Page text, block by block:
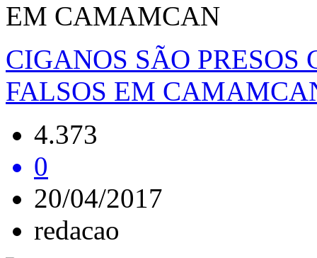
EM CAMAMCAN
CIGANOS SÃO
FALSOS EM
4.373
0
20/04/2017
redacao